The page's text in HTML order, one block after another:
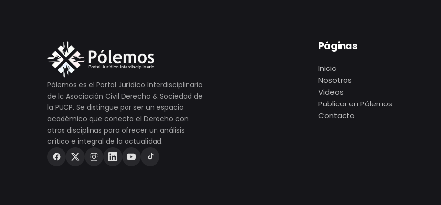
Pólemos es el Portal Jurídico Interdisciplinario
de la Asociación Civil Derecho & Sociedad de
la PUCP. Se distingue por ser un espacio
académico que conecta el Derecho con
otras disciplinas para ofrecer un análisis
crítico e integral de la actualidad.
Páginas
Inicio
Nosotros
Videos
Publicar en Pólemos
Contacto